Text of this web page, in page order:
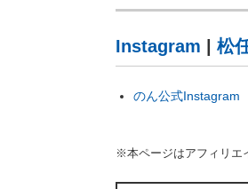
Instagram 松
のん公式Instagram
※本ページはアフィリエ